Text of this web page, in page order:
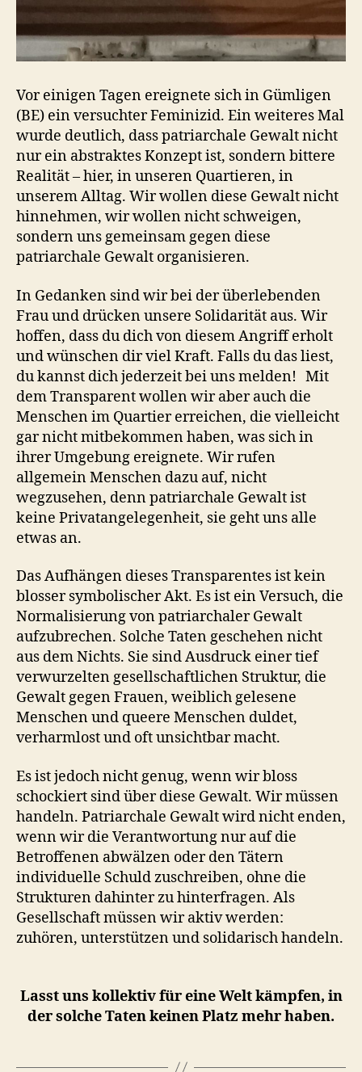
Vor einigen Tagen ereignete sich in Gümligen
(BE) ein versuchter Feminizid. Ein weiteres Mal
wurde deutlich, dass patriarchale Gewalt nicht
nur ein abstraktes Konzept ist, sondern bittere
Realität – hier, in unseren Quartieren, in
unserem Alltag. Wir wollen diese Gewalt nicht
hinnehmen, wir wollen nicht schweigen,
sondern uns gemeinsam gegen diese
patriarchale Gewalt organisieren.
In Gedanken sind wir bei der überlebenden
Frau und drücken unsere Solidarität aus. Wir
hoffen, dass du dich von diesem Angriff erholt
und wünschen dir viel Kraft. Falls du das liest,
du kannst dich jederzeit bei uns melden! Mit
dem Transparent wollen wir aber auch die
Menschen im Quartier erreichen, die vielleicht
gar nicht mitbekommen haben, was sich in
ihrer Umgebung ereignete. Wir rufen
allgemein Menschen dazu auf, nicht
wegzusehen, denn patriarchale Gewalt ist
keine Privatangelegenheit, sie geht uns alle
etwas an.
Das Aufhängen dieses Transparentes ist kein
blosser symbolischer Akt. Es ist ein Versuch, die
Normalisierung von patriarchaler Gewalt
aufzubrechen. Solche Taten geschehen nicht
aus dem Nichts. Sie sind Ausdruck einer tief
verwurzelten gesellschaftlichen Struktur, die
Gewalt gegen Frauen, weiblich gelesene
Menschen und queere Menschen duldet,
verharmlost und oft unsichtbar macht.
Es ist jedoch nicht genug, wenn wir bloss
schockiert sind über diese Gewalt. Wir müssen
handeln. Patriarchale Gewalt wird nicht enden,
wenn wir die Verantwortung nur auf die
Betroffenen abwälzen oder den Tätern
individuelle Schuld zuschreiben, ohne die
Strukturen dahinter zu hinterfragen. Als
Gesellschaft müssen wir aktiv werden:
zuhören, unterstützen und solidarisch handeln.
Lasst uns kollektiv für eine Welt kämpfen, in
der solche Taten keinen Platz mehr haben.